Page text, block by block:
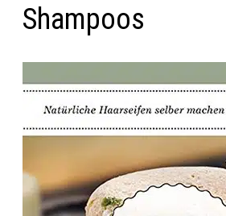
Shampoos